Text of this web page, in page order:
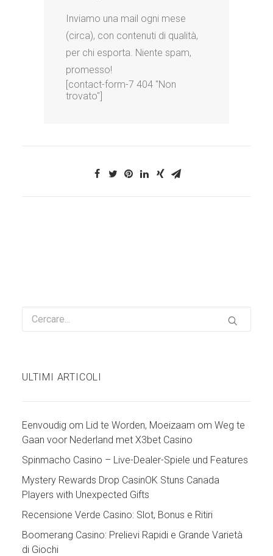
Inviamo una mail ogni mese
(circa), con contenuti di qualità,
per chi esporta. Niente spam,
promesso!
[contact-form-7 404 "Non
trovato"]
ULTIMI ARTICOLI
Eenvoudig om Lid te Worden, Moeizaam om Weg te
Gaan voor Nederland met X3bet Casino
Spinmacho Casino – Live-Dealer-Spiele und Features
Mystery Rewards Drop CasinOK Stuns Canada
Players with Unexpected Gifts
Recensione Verde Casino: Slot, Bonus e Ritiri
Boomerang Casino: Prelievi Rapidi e Grande Varietà
di Giochi